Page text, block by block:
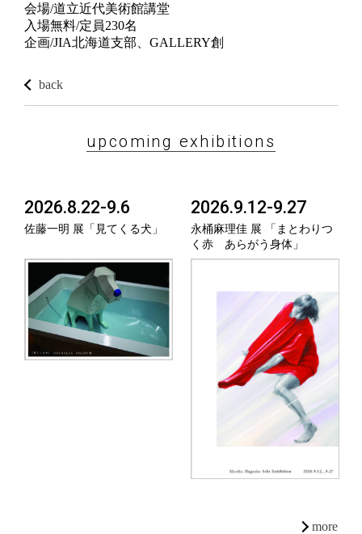
会場/道立近代美術館講堂
入場無料/定員230名
企画/JIA北海道支部、GALLERY創
back
upcoming exhibitions
2026.8.22-9.6
佐藤一明 展「見てくる犬」
2026.9.12-9.27
永桶麻理佳 展 「まとわりつ
く赤 あらがう身体」
more